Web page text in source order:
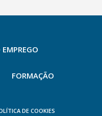
FORMAÇÃO
DE COOKIES